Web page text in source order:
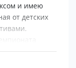
и имею
от детских